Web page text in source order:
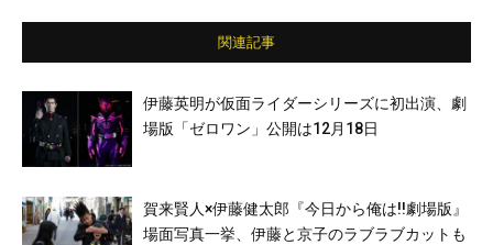
関連記事
伊藤英明が仮面ライダーシリーズに初出演、劇
場版「ゼロワン」公開は12月18日
賀来賢人×伊藤健太郎『今日から俺は!!劇場版』
場面写真一挙、伊藤と京子のラブラブカットも